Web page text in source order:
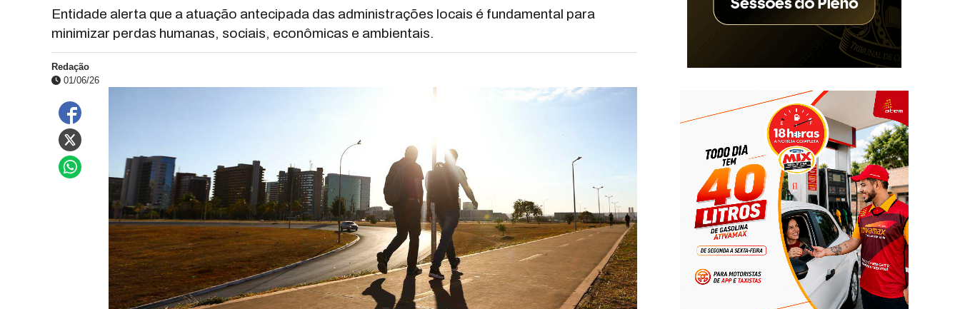
Entidade alerta que a atuação antecipada das administrações locais é fundamental para
minimizar perdas humanas, sociais, econômicas e ambientais.
Redação
01/06/26